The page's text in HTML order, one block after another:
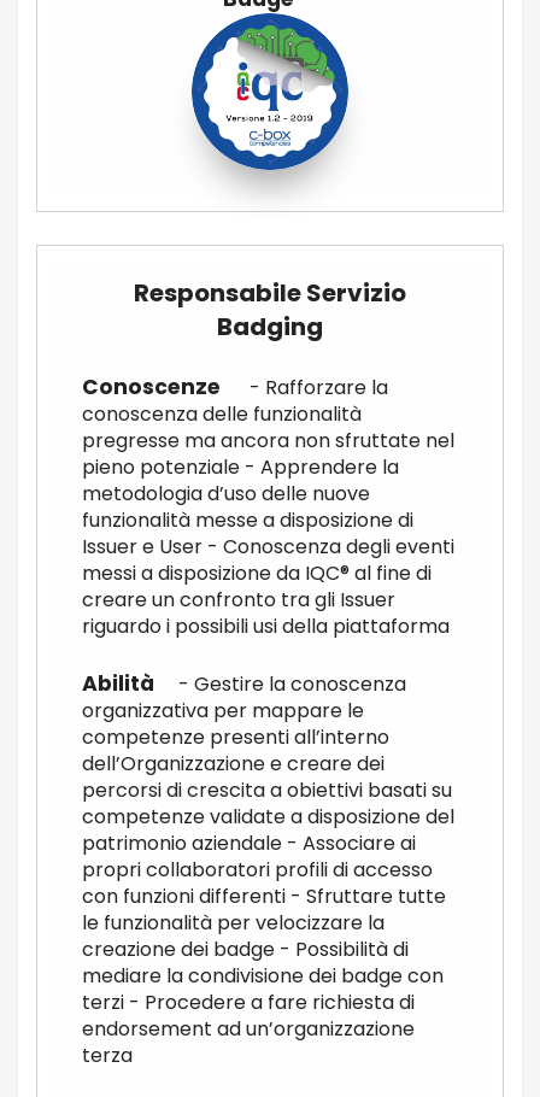
Responsabile Servizio
Badging
- Rafforzare la
conoscenza delle funzionalità
pregresse ma ancora non sfruttate nel
pieno potenziale - Apprendere la
metodologia d’uso delle nuove
funzionalità messe a disposizione di
Issuer e User - Conoscenza degli eventi
messi a disposizione da IQC® al fine di
creare un confronto tra gli Issuer
riguardo i possibili usi della piattaforma
- Gestire la conoscenza
organizzativa per mappare le
competenze presenti all’interno
dell’Organizzazione e creare dei
percorsi di crescita a obiettivi basati su
competenze validate a disposizione del
patrimonio aziendale - Associare ai
propri collaboratori profili di accesso
con funzioni differenti - Sfruttare tutte
le funzionalità per velocizzare la
creazione dei badge - Possibilità di
mediare la condivisione dei badge con
terzi - Procedere a fare richiesta di
endorsement ad un’organizzazione
terza